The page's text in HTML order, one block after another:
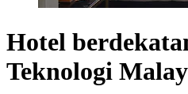
Hotel
Teknologi